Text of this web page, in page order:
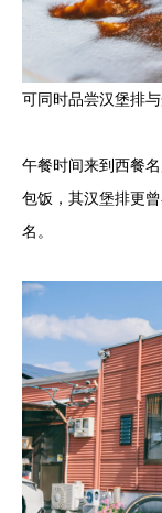
可同时品尝汉堡排与
午餐时间来到西餐
包饭，其汉堡排更
名。